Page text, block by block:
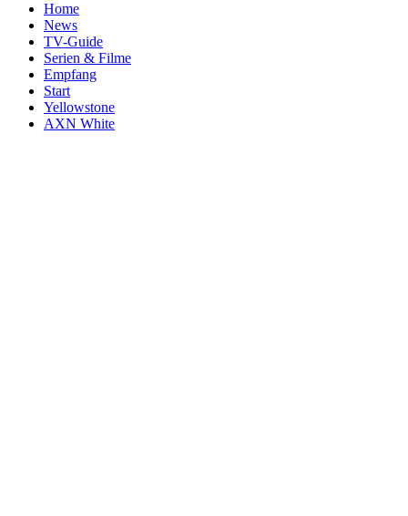
Home
News
TV-Guide
Serien & Filme
Empfang
Start
Yellowstone
AXN White